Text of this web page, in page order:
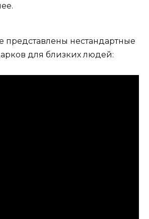
представлены нестандартные
для близких людей: